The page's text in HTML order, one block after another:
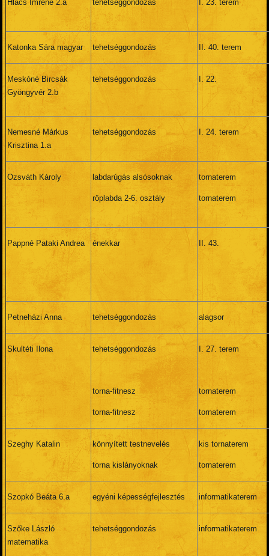
Hlács Imréné 2.a tehetséggondozás I. 23. terem
Katonka Sára magyar tehetséggondozás II. 40. terem
Meskóné Bircsák
Gyöngyvér 2.b
tehetséggondozás I. 22.
Nemesné Márkus
Krisztina 1.a
tehetséggondozás I. 24. terem
Ozsváth Károly labdarúgás alsósoknak
röplabda 2-6. osztály
tornaterem
tornaterem
Pappné Pataki Andrea énekkar II. 43.
Petneházi Anna tehetséggondozás alagsor
Skultéti Ilona tehetséggondozás
torna-fitnesz
torna-fitnesz
I. 27. terem
tornaterem
tornaterem
Szeghy Katalin könnyített testnevelés
torna kislányoknak
kis tornaterem
tornaterem
Szopkó Beáta 6.a egyéni képességfejlesztés informatikaterem
Szőke László
matematika
tehetséggondozás informatikaterem